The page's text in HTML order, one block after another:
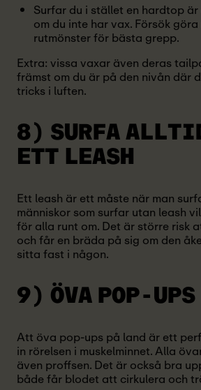
Surfar du i stället en hardtop
om du inte har vax. Försök
rutmönster för bästa grepp.
Extra: vissa vaxar även deras
främst om du är på den nivån där
tricks i luften.
8) SURFA
ETT LEASH
Ett leash är ett måste när man
människor som surfar utan leash
för alla runt om. Det är större risk
och får en bräda på sig om den
sitta fast i någon.
9) ÖVA POP-UPS
Att öva pop-ups på land är ett
in rörelsen i muskelminnet. Alla
även proffsen. Det är också bra
både får blodet att cirkulera och